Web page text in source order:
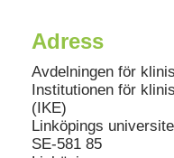
Adress
Avdelningen för
Institutionen för
(IKE)
Linköpings
SE-581 85